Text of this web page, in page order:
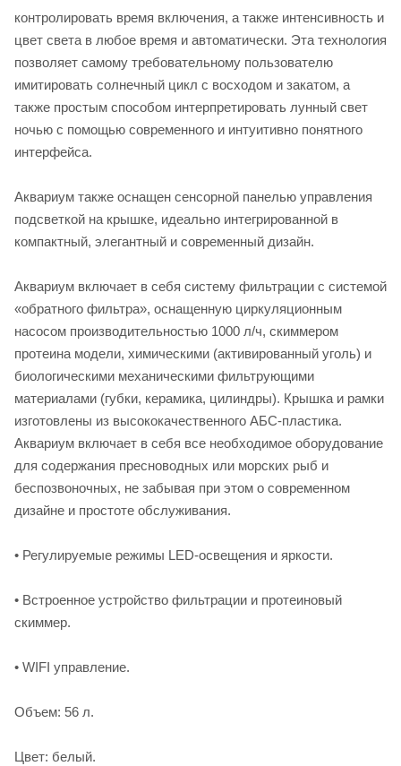
контролировать время включения, а также интенсивность и
цвет света в любое время и автоматически. Эта технология
позволяет самому требовательному пользователю
имитировать солнечный цикл с восходом и закатом, а
также простым способом интерпретировать лунный свет
ночью с помощью современного и интуитивно понятного
интерфейса.
Аквариум также оснащен сенсорной панелью управления
подсветкой на крышке, идеально интегрированной в
компактный, элегантный и современный дизайн.
Аквариум включает в себя систему фильтрации с системой
«обратного фильтра», оснащенную циркуляционным
насосом производительностью 1000 л/ч, скиммером
протеина модели, химическими (активированный уголь) и
биологическими механическими фильтрующими
материалами (губки, керамика, цилиндры). Крышка и рамки
изготовлены из высококачественного АБС-пластика.
Аквариум включает в себя все необходимое оборудование
для содержания пресноводных или морских рыб и
беспозвоночных, не забывая при этом о современном
дизайне и простоте обслуживания.
• Регулируемые режимы LED-освещения и яркости.
• Встроенное устройство фильтрации и протеиновый
скиммер.
• WIFI управление.
Объем: 56 л.
Цвет: белый.